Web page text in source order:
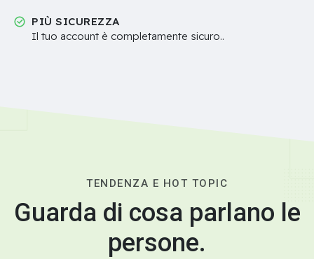
PIÙ SICUREZZA
Il tuo account è completamente sicuro..
TENDENZA E HOT TOPIC
Guarda di cosa parlano le
persone.